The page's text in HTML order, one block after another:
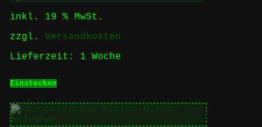
auf
Produktseite
werden
inkl. 19 % MwSt.
zzgl. Versandkosten
Lieferzeit: 1 Woche
Einstecken